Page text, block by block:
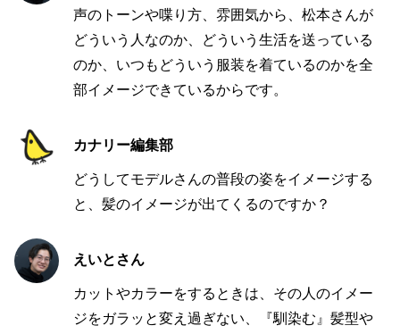
声のトーンや喋り方、雰囲気から、松本さんが
どういう人なのか、どういう生活を送っている
のか、いつもどういう服装を着ているのかを全
部イメージできているからです。
カナリー編集部
どうしてモデルさんの普段の姿をイメージする
と、髪のイメージが出てくるのですか？
えいとさん
カットやカラーをするときは、その人のイメー
ジをガラッと変え過ぎない、『馴染む』髪型や